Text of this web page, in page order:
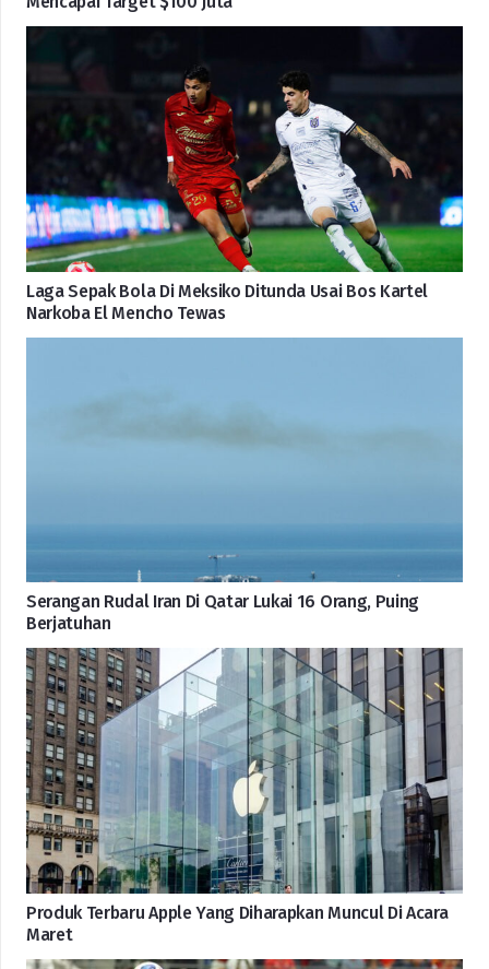
Laga Sepak Bola Di Meksiko Ditunda Usai Bos Kartel
Narkoba El Mencho Tewas
Serangan Rudal Iran Di Qatar Lukai 16 Orang, Puing
Berjatuhan
Produk Terbaru Apple Yang Diharapkan Muncul Di Acara
Maret